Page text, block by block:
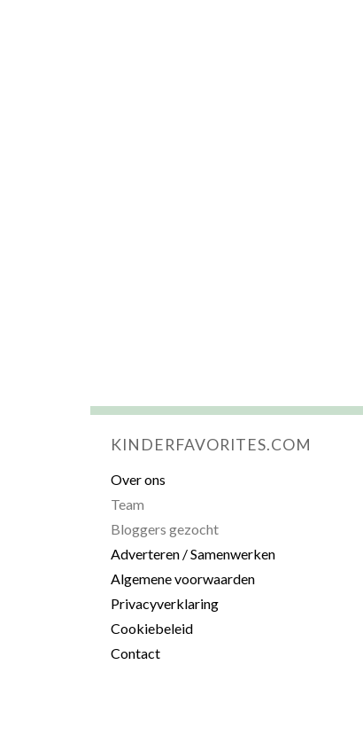
KINDERFAVORITES.COM
Over ons
Team
Bloggers gezocht
Adverteren / Samenwerken
Algemene voorwaarden
Privacyverklaring
Cookiebeleid
Contact